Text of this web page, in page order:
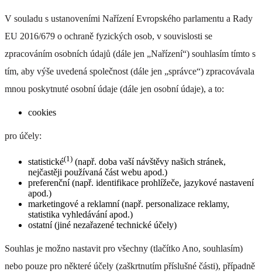
DI 171
+ 0 Kč
MONOLITH - jemně sametový povrchMateriál -
100% polyester, váha - 330g/m², otěruvzdornost - 90.000
cyklů. Údržba - pravidelné vysávání vysavačem na malý
výkon nebo čištění hadříkem navlhčeným vodou.
MO 130
+ 0 Kč
V souladu s ustanoveními Nařízení Evropského parlamentu a Rady
EU 2016/679 o ochraně fyzických osob, v souvislosti se
zpracováním osobních údajů (dále jen „Nařízení“) souhlasím tímto s
tím, aby výše uvedená společnost (dále jen „správce“) zpracovávala
mnou poskytnuté osobní údaje (dále jen osobní údaje), a to:
cookies
pro účely:
statistické(1) (např. doba vaší návštěvy našich stránek,
nejčastěji používaná část webu apod.)
preferenční (např. identifikace prohlížeče, jazykové nastavení
apod.)
marketingové a reklamní (např. personalizace reklamy,
statistika vyhledávání apod.)
ostatní (jiné nezařazené technické účely)
Souhlas je možno nastavit pro všechny (tlačítko Ano, souhlasím)
nebo pouze pro některé účely (zaškrtnutím příslušné části), případně